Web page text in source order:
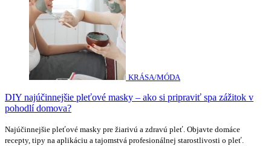
KRÁSA/MÓDA
DIY najúčinnejšie pleťové masky – ako si pripraviť spa zážitok v
pohodlí domova?
Najúčinnejšie pleťové masky pre žiarivú a zdravú pleť. Objavte domáce
recepty, tipy na aplikáciu a tajomstvá profesionálnej starostlivosti o pleť.